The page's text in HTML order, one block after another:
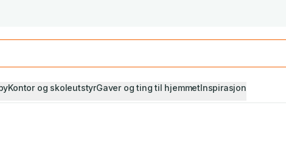
Kontor og skoleutstyrGaver og ting til hjemmetInspirasjon